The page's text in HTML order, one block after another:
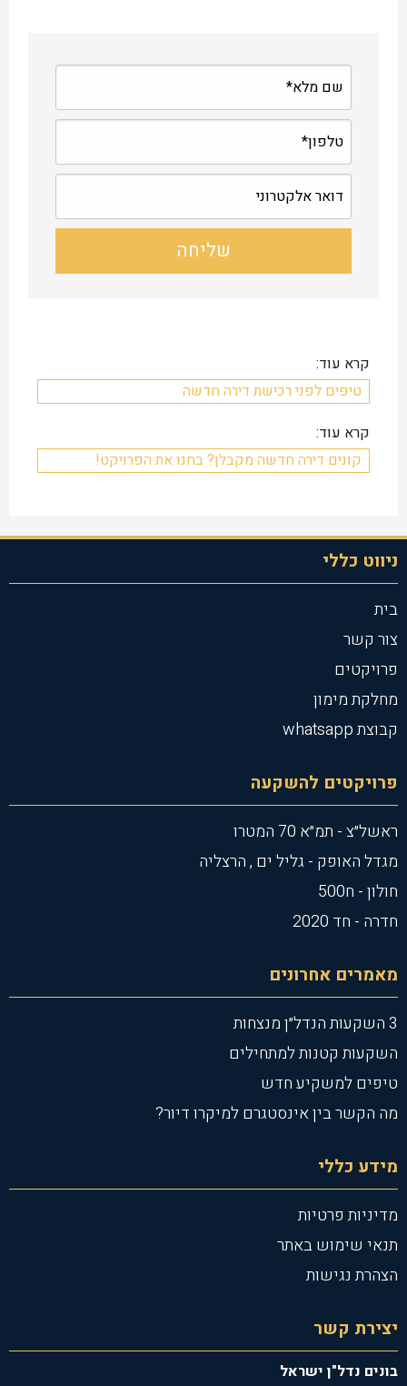
קרא עוד:
טיפים לפני רכישת דירה חדשה
קרא עוד:
קונים דירה חדשה מקבלן? בחנו את הפרויקט!
ניווט כללי
בית
צור קשר
פרויקטים
מחלקת מימון
קבוצת whatsapp
פרויקטים להשקעה
ראשל״צ - תמ״א 70 המטרו
מגדל האופק - גליל ים , הרצליה
חולון - ח500
חדרה - חד 2020
מאמרים אחרונים
3 השקעות הנדל״ן מנצחות
השקעות קטנות למתחילים
טיפים למשקיע חדש
מה הקשר בין אינסטגרם למיקרו דיור?
מידע כללי
מדיניות פרטיות
תנאי שימוש באתר
הצהרת נגישות
יצירת קשר
בונים נדל"ן ישראל